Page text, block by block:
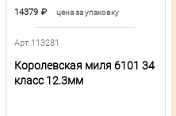
14379 ₽ цена за упаковку
Арт.113281
Королевская миля 6101 34
класс 12.3мм